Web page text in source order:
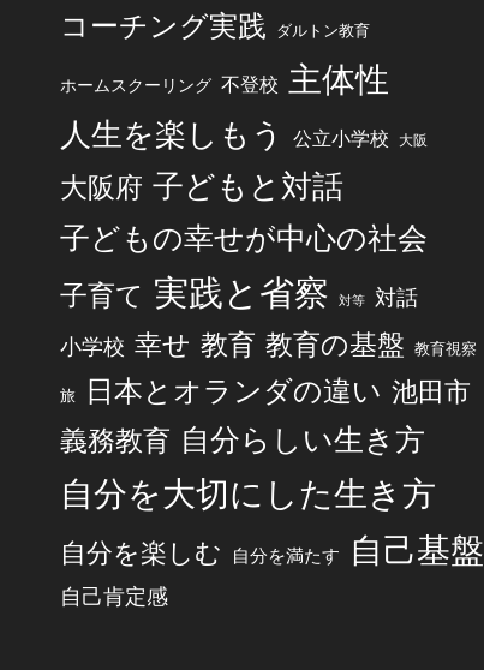
コーチング実践 ダルトン教育
ホームスクーリング 不登校 主体性
人生を楽しもう 公立小学校 大阪
大阪府 子どもと対話
子どもの幸せが中心の社会
子育て 実践と省察 対等 対話
小学校 幸せ 教育 教育の基盤 教育視察
旅 日本とオランダの違い 池田市
義務教育 自分らしい生き方
自分を大切にした生き方
自分を楽しむ 自分を満たす 自己基盤
自己肯定感